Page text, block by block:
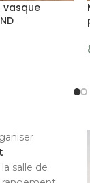
vasque
salle de